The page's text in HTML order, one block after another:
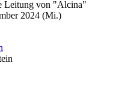
2024 (Mi.)